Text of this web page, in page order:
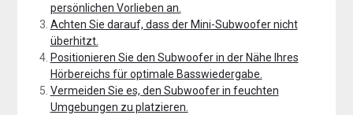
persönlichen Vorlieben an.
Achten Sie darauf, dass der Mini-Subwoofer nicht
überhitzt.
Positionieren Sie den Subwoofer in der Nähe Ihres
Hörbereichs für optimale Basswiedergabe.
Vermeiden Sie es, den Subwoofer in feuchten
Umgebungen zu platzieren.